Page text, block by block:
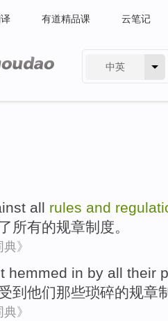
有道精品课 云笔记
中英
all rules and
所有的规章制度。
》
hemmed in by all their
到 他们那些琐碎的规章
》